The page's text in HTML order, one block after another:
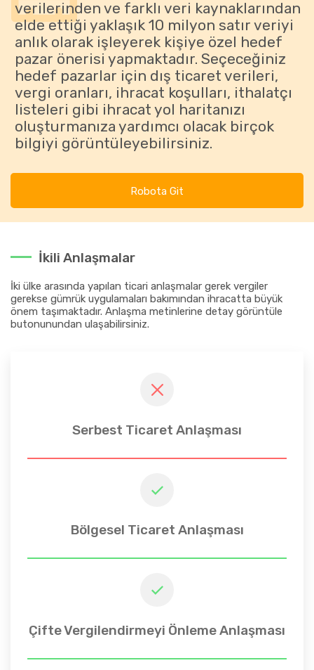
verilerinden ve farklı veri kaynaklarından
elde ettiği yaklaşık 10 milyon satır veriyi
anlık olarak işleyerek kişiye özel hedef
pazar önerisi yapmaktadır. Seçeceğiniz
hedef pazarlar için dış ticaret verileri,
vergi oranları, ihracat koşulları, ithalatçı
listeleri gibi ihracat yol haritanızı
oluşturmanıza yardımcı olacak birçok
bilgiyi görüntüleyebilirsiniz.
Robota Git
İkili Anlaşmalar
İki ülke arasında yapılan ticari anlaşmalar gerek vergiler
gerekse gümrük uygulamaları bakımından ihracatta büyük
önem taşımaktadır. Anlaşma metinlerine detay görüntüle
butonunundan ulaşabilirsiniz.
Serbest Ticaret Anlaşması
Bölgesel Ticaret Anlaşması
Çifte Vergilendirmeyi Önleme Anlaşması